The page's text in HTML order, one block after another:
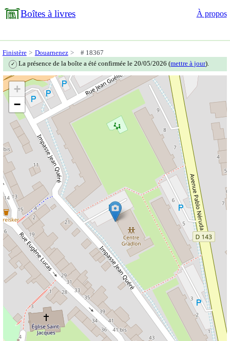
Boîtes à livres À propos
Finistère Douarnenez # 18367
✓ La présence de la boîte a été confirmée le 20/05/2026 (mettre à jour).
+
−